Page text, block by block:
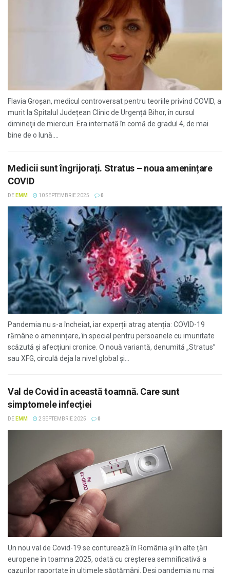
Flavia Groșan, medicul controversat pentru teoriile privind COVID, a
murit la Spitalul Județean Clinic de Urgență Bihor, în cursul
dimineţii de miercuri. Era internată în comă de gradul 4, de mai
bine de o lună....
Medicii sunt îngrijorați. Stratus – noua amenințare
COVID
DE EMM 10 SEPTEMBRIE 2025 0
Pandemia nu s-a încheiat, iar experții atrag atenția: COVID-19
rămâne o amenințare, în special pentru persoanele cu imunitate
scăzută și afecțiuni cronice. O nouă variantă, denumită „Stratus”
sau XFG, circulă deja la nivel global și...
Val de Covid în această toamnă. Care sunt
simptomele infecției
DE EMM 2 SEPTEMBRIE 2025 0
Un nou val de Covid-19 se conturează în România și în alte țări
europene în toamna 2025, odată cu creșterea semnificativă a
cazurilor raportate în ultimele săptămâni. Deși pandemia nu mai